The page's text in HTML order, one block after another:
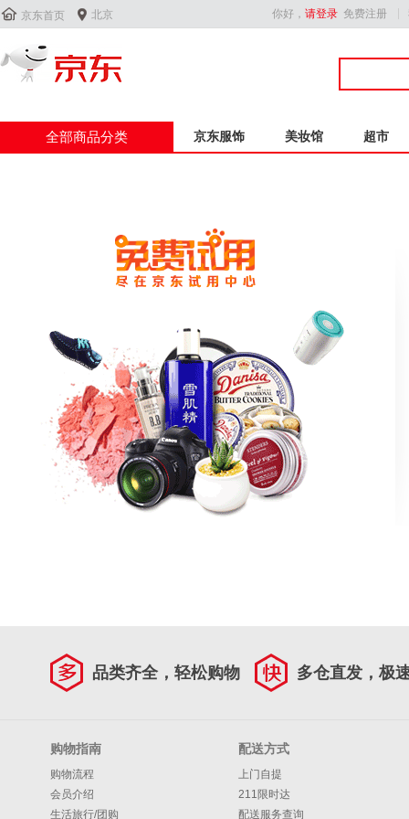
 京东首页  北京 你好， 请登录 免费注册
全部商品分类 京东服饰 美妆馆 超市
品类齐全，轻松购物 多仓直发，极
购物指南
购物流程
会员介绍
生活旅行/团购
配送方式
上门自提
211限时达
配送服务查询